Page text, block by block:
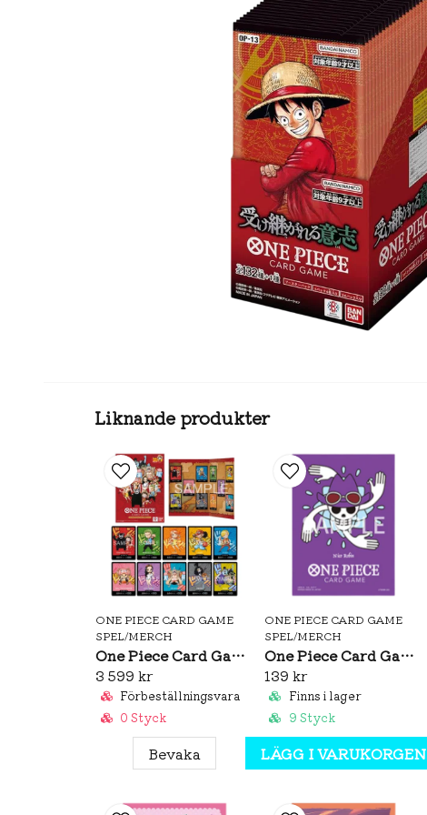
Liknande produkter
ONE PIECE CARD GAME
SPEL/MERCH
One Piece Card Game: Premium Card Collection Kumamoto Special
3 599 kr
Förbeställningsvara
0 Styck
Bevaka
ONE PIECE CARD GAME
SPEL/MERCH
One Piece Card Game Official Sleeves: Premium Matte Nico Robin
139 kr
Finns i lager
9 Styck
LÄGG I VARUKORGEN